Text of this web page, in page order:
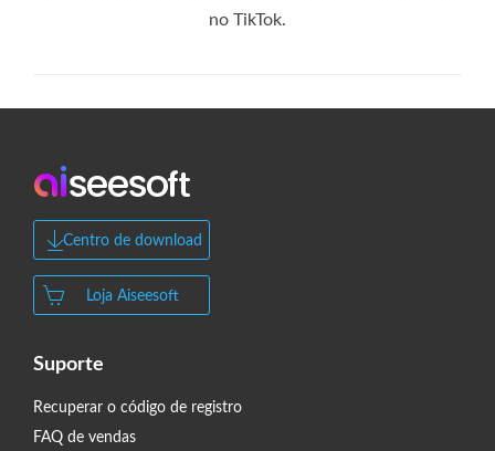
no TikTok.
Centro de download
Loja Aiseesoft
Suporte
Recuperar o código de registro
FAQ de vendas